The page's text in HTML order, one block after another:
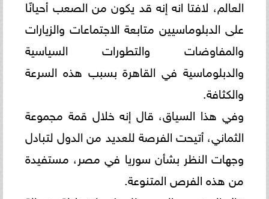
العالم، لافتا انه إنه قد يكون من الصعب ‏أحيانًا
على الدبلوماسيين متابعة الاجتماعات والزيارات
والمفاوضات والتطورات السياسية
والدبلوماسية في القاهرة بسبب هذه ‏السرعة
والكثافة. ‏
وفي هذا السياق، قال إنه خلال قمة مجموعة
الثماني، أتيحت الفرصة للعديد من الدول لتبادل
وجهات النظر بشأن سوريا في ‏مصر، مستفيدة
من هذه الفرص المتنوعة. ‏‎